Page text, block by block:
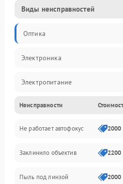
Виды неисправностей
Оптика
Электроника
Электропитание
Видео
Хранение данных
Программное обеспечение
Механические повреждения
Неисправности
Не работает автофокус 2000
Заклинило объектив 2200
Пыль под линзой 2000